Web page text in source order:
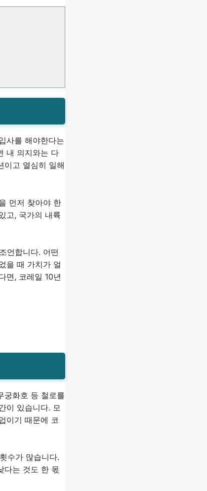
사를 해야한다는
내 의지와는 다
이고 열심히 일해
먼저 찾아야 한
고, 국가의 내륙
언합니다. 어떤
을 때 가치가 얼
면, 코레일 10년
궁화호 등 철로를
이 있습니다. 모
이기 때문에 코
수가 많습니다.
다는 것도 한 몫